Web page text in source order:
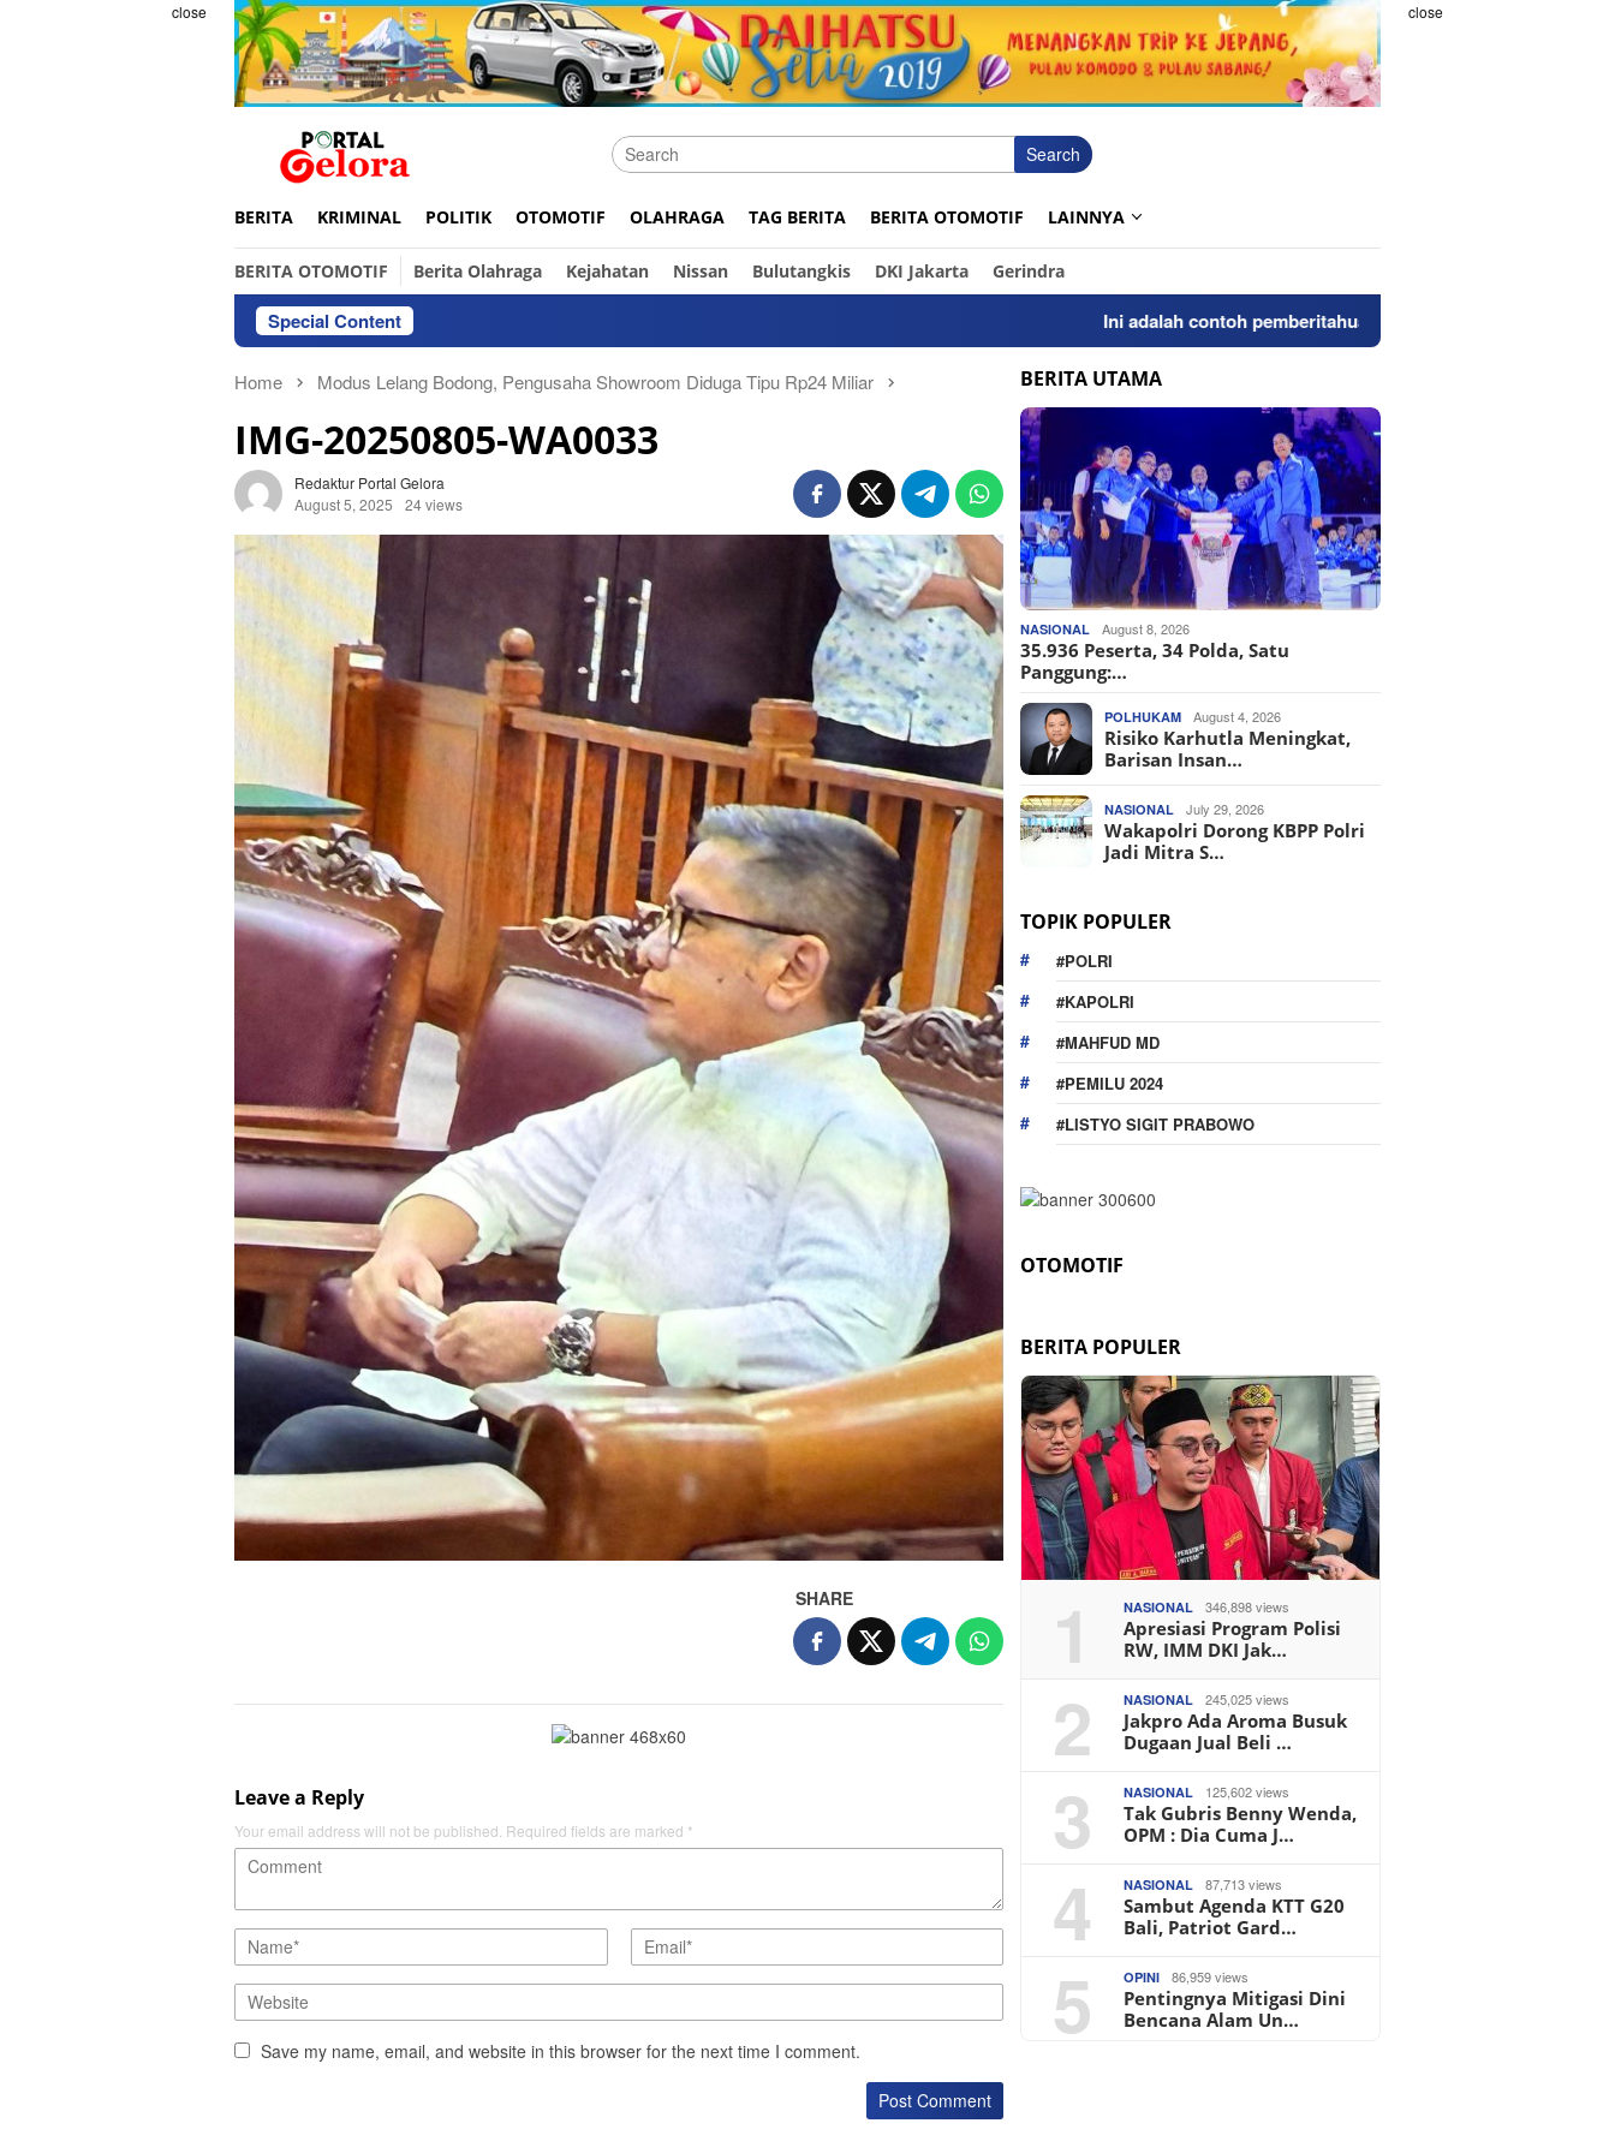
close close
Search
BERITA KRIMINAL POLITIK OTOMOTIF OLAHRAGA TAG BERITA BERITA OTOMOTIF LAINNYA
BERITA OTOMOTIF Berita Olahraga Kejahatan Nissan Bulutangkis DKI Jakarta Gerindra
Special Content Ini adalah contoh pemberitahuan kepada pengunjung anda.
Home Modus Lelang Bodong, Pengusaha Showroom Diduga Tipu Rp24 Miliar
IMG-20250805-WA0033
Redaktur Portal Gelora
August 5, 2025
24 views
SHARE
Leave a Reply
Your email address will not be published. Required fields are marked *
Save my name, email, and website in this browser for the next time I comment.
BERITA UTAMA
NASIONAL August 8, 2026
35.936 Peserta, 34 Polda, Satu
Panggung:…
POLHUKAM August 4, 2026
Risiko Karhutla Meningkat,
Barisan Insan…
NASIONAL July 29, 2026
Wakapolri Dorong KBPP Polri
Jadi Mitra S…
TOPIK POPULER
#POLRI
#KAPOLRI
#MAHFUD MD
#PEMILU 2024
#LISTYO SIGIT PRABOWO
OTOMOTIF
BERITA POPULER
1 NASIONAL 346,898 views
Apresiasi Program Polisi
RW, IMM DKI Jak…
2 NASIONAL 245,025 views
Jakpro Ada Aroma Busuk
Dugaan Jual Beli …
3 NASIONAL 125,602 views
Tak Gubris Benny Wenda,
OPM : Dia Cuma J…
4 NASIONAL 87,713 views
Sambut Agenda KTT G20
Bali, Patriot Gard…
5 OPINI 86,959 views
Pentingnya Mitigasi Dini
Bencana Alam Un…